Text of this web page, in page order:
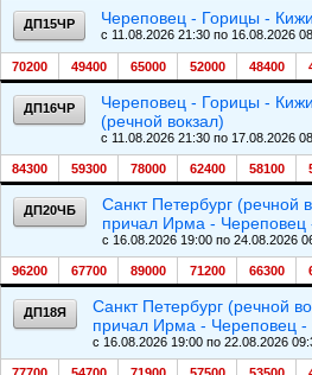
ДП15ЧР Череповец - Горицы -
c 11.08.2026 21:30 по 16.08.2026
70200 49400 65000 52000 48400
ДП16ЧР
Череповец - Горицы -
(речной вокзал)
c 11.08.2026 21:30 по 17.08.2026
84300 59300 78000 62400 58100
ДП20ЧБ
Санкт Петербург (речной
причал Ирма - Череповец
c 16.08.2026 19:00 по 24.08.2026
96200 67700 89000 71200 66300
ДП18Я
Санкт Петербург (речной
причал Ирма - Череповец -
c 16.08.2026 19:00 по 22.08.2026